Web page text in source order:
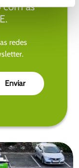
com as
redes